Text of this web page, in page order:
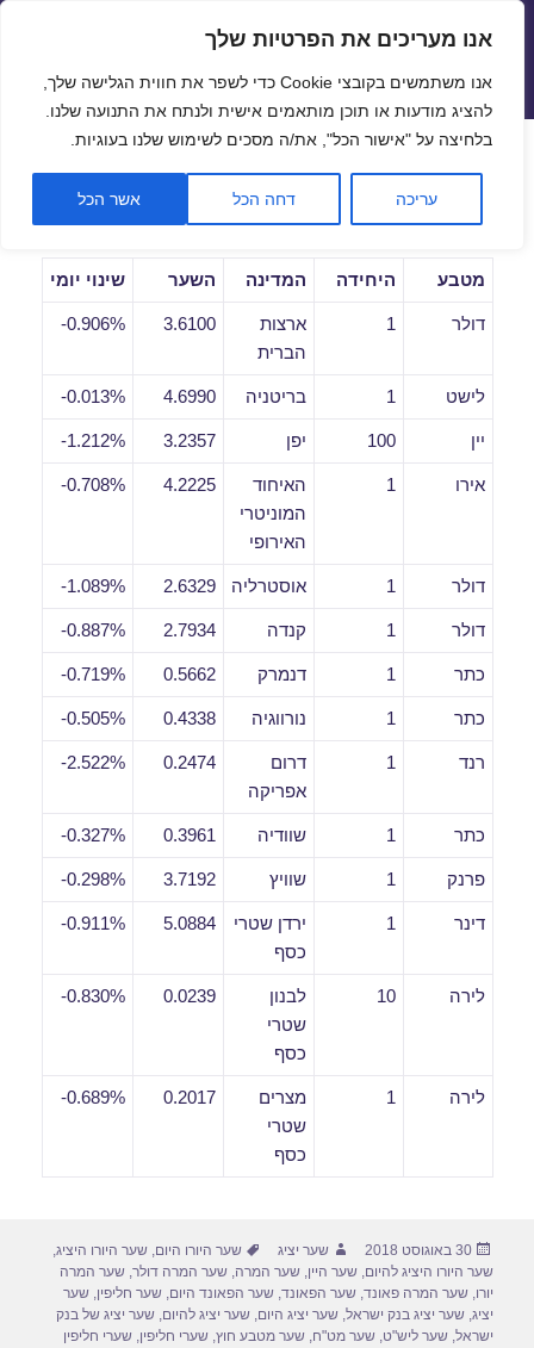
פתח
אנו מעריכים את הפרטיות שלך
אנו משתמשים בקובצי Cookie כדי לשפר את חווית הגלישה שלך,
להציג מודעות או תוכן מותאמים אישית ולנתח את התנועה שלנו.
בלחיצה על "אישור הכל", את/ה מסכים לשימוש שלנו בעוגיות.
עריכה דחה הכל אשר הכל
שערי חליפין יציגים – שער יציג
תפריטים
ווידג'טים
שערי חליפין יומיים לתאריך
30/08/2018
מטבע היחידה המדינה השער שינוי יומי
דולר 1
ארצות
הברית
3.6100
0.906%-
לישט 1 בריטניה 4.6990
0.013%-
יין 100 יפן 3.2357
1.212%-
אירו 1
האיחוד
המוניטרי
האירופי
4.2225
0.708%-
דולר 1 אוסטרליה 2.6329
1.089%-
דולר 1 קנדה 2.7934
0.887%-
כתר 1 דנמרק 0.5662
0.719%-
כתר 1 נורווגיה 0.4338
0.505%-
רנד 1
דרום
אפריקה
0.2474
2.522%-
כתר 1 שוודיה 0.3961
0.327%-
פרנק 1 שוויץ 3.7192
0.298%-
דינר 1
ירדן שטרי
כסף
5.0884
0.911%-
לירה 10
לבנון
שטרי
כסף
0.0239
0.830%-
לירה 1
מצרים
שטרי
כסף
0.2017
0.689%-
פורסם
בתאריך
30 באוגוסט 2018 מחבר
שער יציג תגיות
שער היורו היום,שער היורו היציג,
שער היורו היציג להיום,שער היין,שער המרה,שער המרה דולר,שער המרה
יורו,שער המרה פאונד,שער הפאונד,שער הפאונד היום,שער חליפין,שער
יציג,שער יציג בנק ישראל,שער יציג היום,שער יציג להיום,שער יציג של בנק
ישראל,שער ליש"ט,שער מט"ח,שער מטבע חוץ,שערי חליפין,שערי חליפין